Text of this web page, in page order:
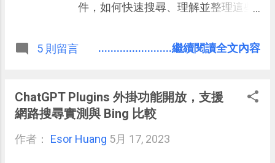
件，如何快速搜尋、理解並整理這些
建立 個人知識管理系統 （PKM) 。
5 則留言 ........................繼續閱讀全文內容
ChatGPT Plugins 外掛功能開放，支援
網路搜尋實測與 Bing 比較
作者： Esor Huang 5月 17, 2023